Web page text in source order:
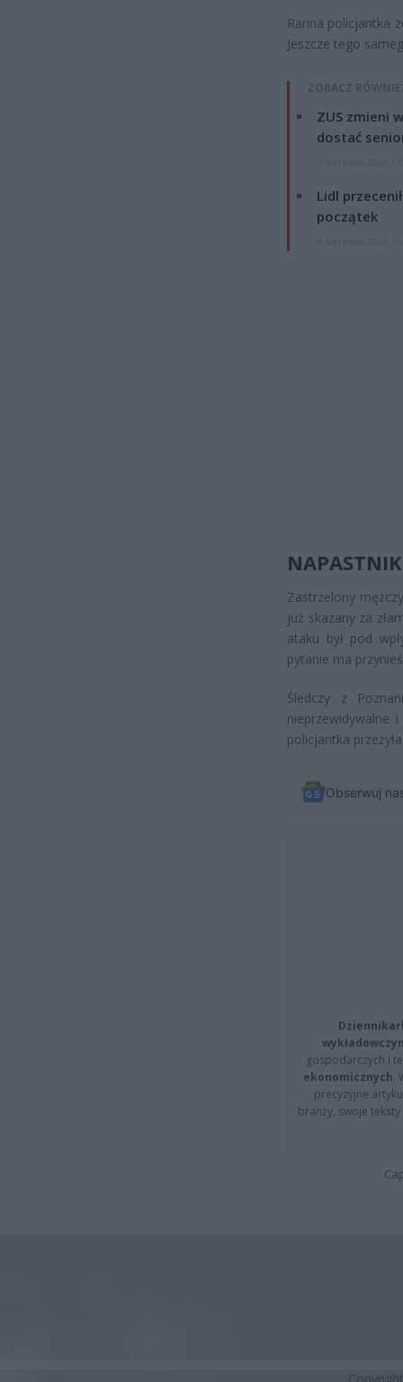
Ranna policjantka
Jeszcze tego
ZOBACZ
ZUS zmieni
dostać
Lidl
początek
Zastrzelony
już skazany za
ataku był pod
pytanie ma
Śledczy z
nieprzewidywalne
policjantka
Obserwuj
gospodarczych i
ekonomicznych.
precyzyjne
branży, swoje